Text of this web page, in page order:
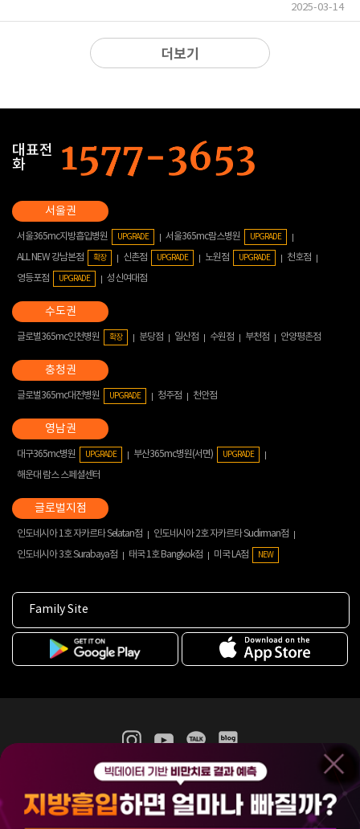
2025-03-14
더보기
대표전
화
서울365mc지방흡입병원 UPGRADE 서울365mc람스병원 UPGRADE
ALL NEW 강남본점 확장 신촌점 UPGRADE 노원점 UPGRADE
천호점
영등포점
UPGRADE 성신여대점
글로벌365mc인천병원 확장 분당점 일산점 수원점 부천점 안양평촌점
글로벌365mc대전병원 UPGRADE 청주점 천안점
대구365mc병원 UPGRADE 부산365mc병원(서면) UPGRADE
해운대 람스 스페셜센터
인도네시아 1호 자카르타 Selatan점
인도네시아 2호 자카르타 Sudirman점
인도네시아 3호 Surabaya점
태국 1호 Bangkok점 미국 LA점 NEW
Family Site
365mc 병·의원 이용약관
홈페이지 이용약관
비급여진료수가
(주)365mcㅣ서울특별시 서초구 서초대로52길 7, 3~4층(서초동, 제일빌딩)